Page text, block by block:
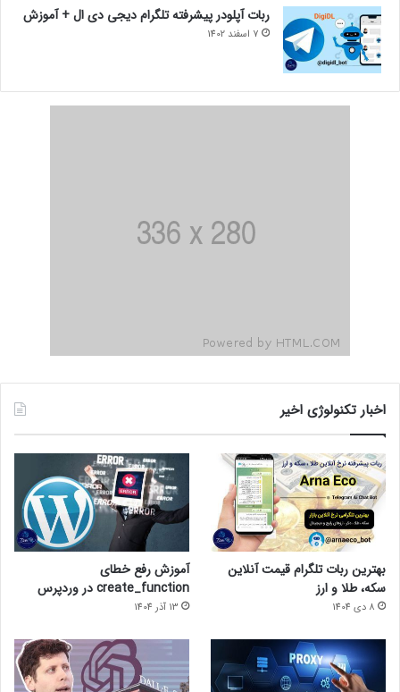
ربات آپلودر پیشرفته تلگرام دیجی دی ال + آموزش
7 اسفند 1402
اخبار تکنولوژی اخیر
بهترین ربات تلگرام قیمت آنلاین
سکه، طلا و ارز
8 دی 1404
آموزش رفع خطای
create_function در وردپرس
13 آذر 1404